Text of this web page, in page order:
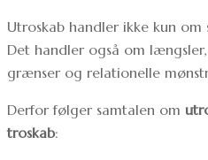
Utroskab handler ikke kun om
Det handler også om
grænser og relationelle
Derfor følger samtalen om
troskab: